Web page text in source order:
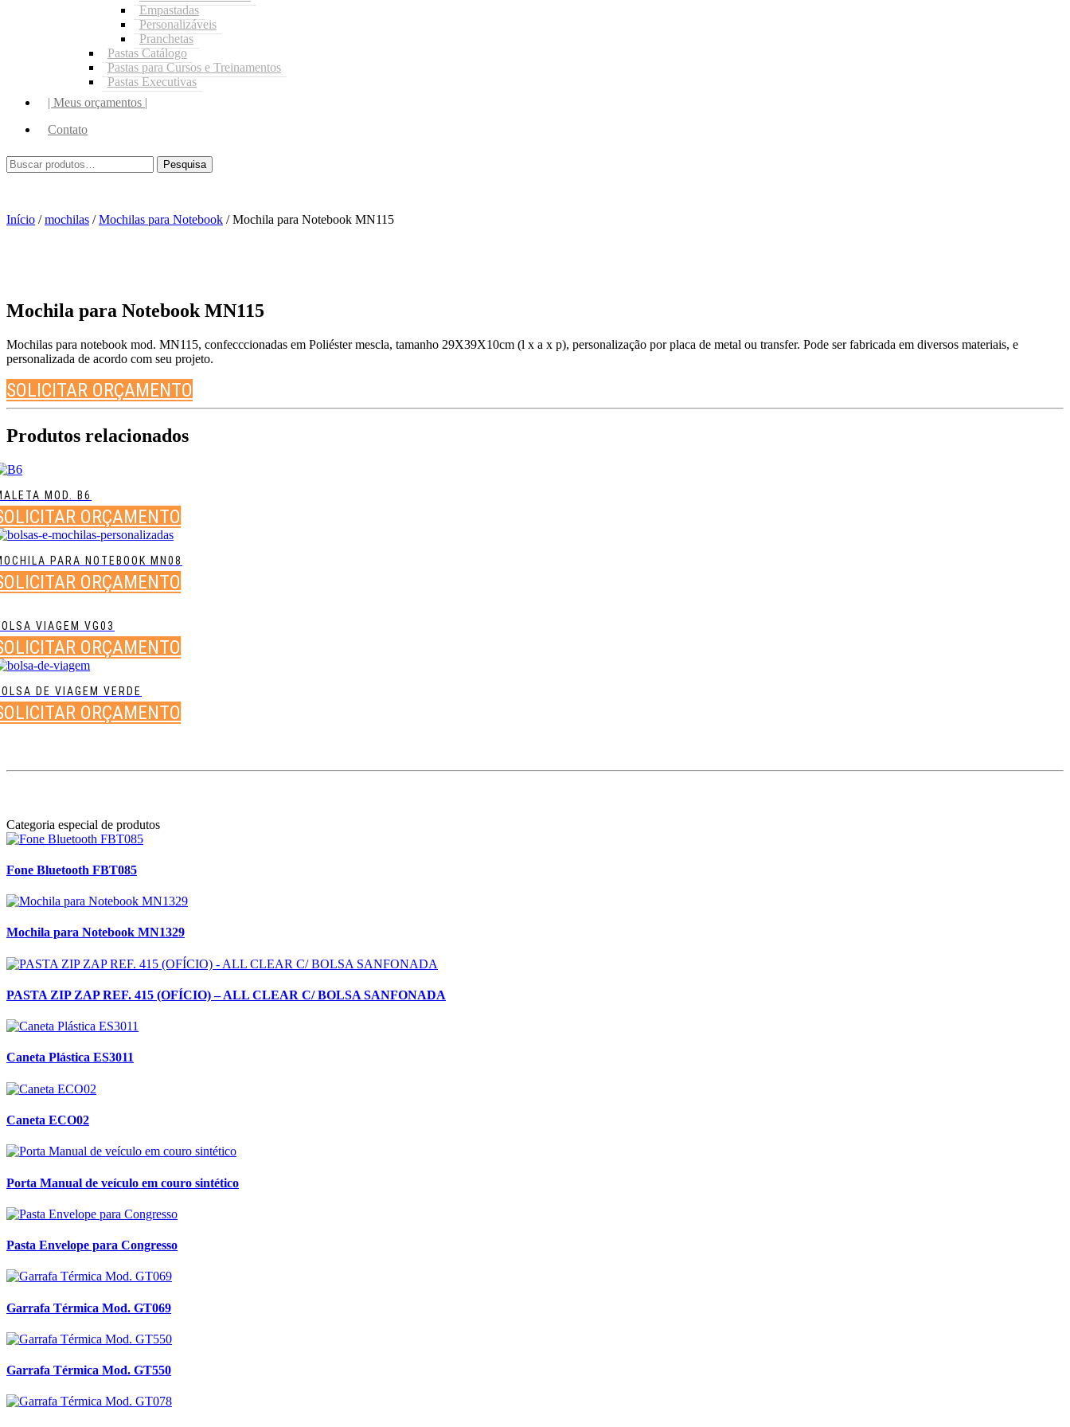
Empastadas
Personalizáveis
Pranchetas
Pastas Catálogo
Pastas para Cursos e Treinamentos
Pastas Executivas
| Meus orçamentos |
Contato
Início /mochilas /Mochilas para Notebook / Mochila para Notebook MN115
Mochila para Notebook MN115
Mochilas para notebook mod. MN115, confecccionadas em Poliéster mescla, tamanho 29X39X10cm (l x a x p), personalização por placa de metal ou transfer. Pode ser fabricada em diversos materiais, e
personalizada de acordo com seu projeto.
SOLICITAR ORÇAMENTO
Produtos relacionados
MOD. B6
ORÇAMENTO
PARA NOTEBOOK MN08
ORÇAMENTO
VIAGEM VG03
ORÇAMENTO
DE VIAGEM VERDE
ORÇAMENTO
Categoria especial de produtos
Fone Bluetooth FBT085
Mochila para Notebook MN1329
PASTA ZIP ZAP REF. 415 (OFÍCIO) – ALL CLEAR C/ BOLSA SANFONADA
Caneta Plástica ES3011
Caneta ECO02
Porta Manual de veículo em couro sintético
Pasta Envelope para Congresso
Garrafa Térmica Mod. GT069
Garrafa Térmica Mod. GT550